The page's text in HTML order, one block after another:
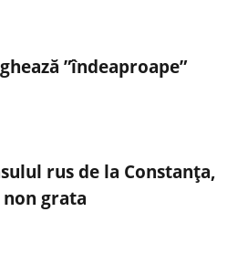
”îndeaproape”
rus de la Constanța,
grata